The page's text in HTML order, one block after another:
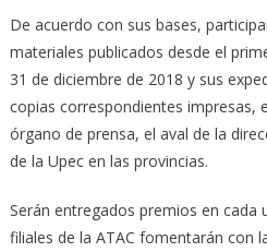
De acuerdo con sus bases,
materiales publicados desde el
31 de diciembre de 2018 y sus
copias correspondientes impresas,
órgano de prensa, el aval de la
de la Upec en las provincias.
Serán entregados premios en cada
filiales de la ATAC fomentarán con